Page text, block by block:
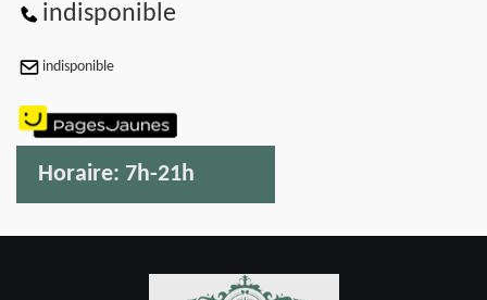
indisponible
indisponible
Horaire: 7h-21h